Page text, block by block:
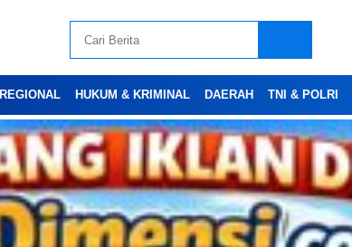
REGIONAL HUKUM & KRIMINAL DAERAH TNI & POLRI
Advertesment